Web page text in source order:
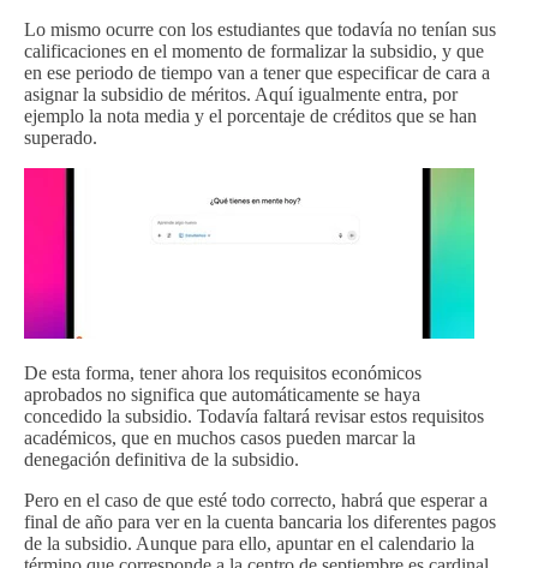
Lo mismo ocurre con los estudiantes que todavía no tenían sus
calificaciones en el momento de formalizar la subsidio, y que
en ese periodo de tiempo van a tener que especificar de cara a
asignar la subsidio de méritos. Aquí igualmente entra, por
ejemplo la nota media y el porcentaje de créditos que se han
superado.
De esta forma, tener ahora los requisitos económicos
aprobados no significa que automáticamente se haya
concedido la subsidio. Todavía faltará revisar estos requisitos
académicos, que en muchos casos pueden marcar la
denegación definitiva de la subsidio.
Pero en el caso de que esté todo correcto, habrá que esperar a
final de año para ver en la cuenta bancaria los diferentes pagos
de la subsidio. Aunque para ello, apuntar en el calendario la